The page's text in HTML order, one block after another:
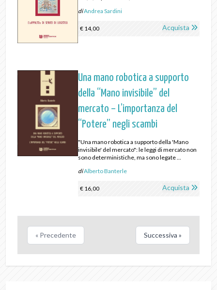
diAndrea Sardini
€ 14,00 Acquista
Una mano robotica a supporto
della “Mano invisibile” del
mercato – L’importanza del
“Potere” negli scambi
"Una mano robotica a supporto della 'Mano
invisibile' del mercato": le leggi di mercato non
sono deterministiche, ma sono legate ...
diAlberto Banterle
€ 16,00 Acquista
« Precedente Successiva »